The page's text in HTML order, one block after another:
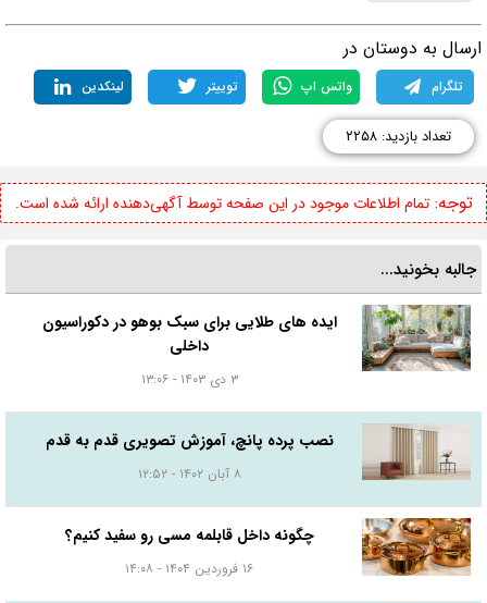
به دوستان در
تلگرام واتس اپ توییتر لینکدین
تعداد بازدید: ۲۲۵۸
توجه:تمام اطلاعات موجود در این صفحه توسط آگهی‌دهنده ارائه شده است.
جالبه بخونید...
ایده های طلایی برای سبک بوهو در دکوراسیون
داخلی
نصب پرده پانچ، آموزش تصویری قدم به قدم
چگونه داخل قابلمه مسی رو سفید کنیم؟